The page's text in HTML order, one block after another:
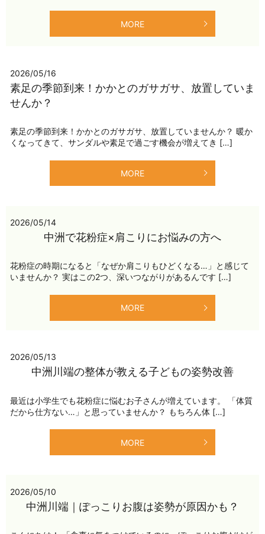
MORE
2026/05/16
素足の季節到来！かかとのガサガサ、放置していま
せんか？
素足の季節到来！かかとのガサガサ、放置していませんか？ 暖か
くなってきて、サンダルや素足で過ごす機会が増えてき […]
MORE
2026/05/14
中洲で花粉症×肩こりにお悩みの方へ
花粉症の時期になると「なぜか肩こりもひどくなる…」と感じて
いませんか？ 実はこの2つ、深いつながりがあるんです […]
MORE
2026/05/13
中洲川端の整体が教える子どもの姿勢改善
最近は小学生でも花粉症に悩むお子さんが増えています。 「体質
だから仕方ない…」と思っていませんか？ もちろん体 […]
MORE
2026/05/10
中洲川端｜ぽっこりお腹は姿勢が原因かも？